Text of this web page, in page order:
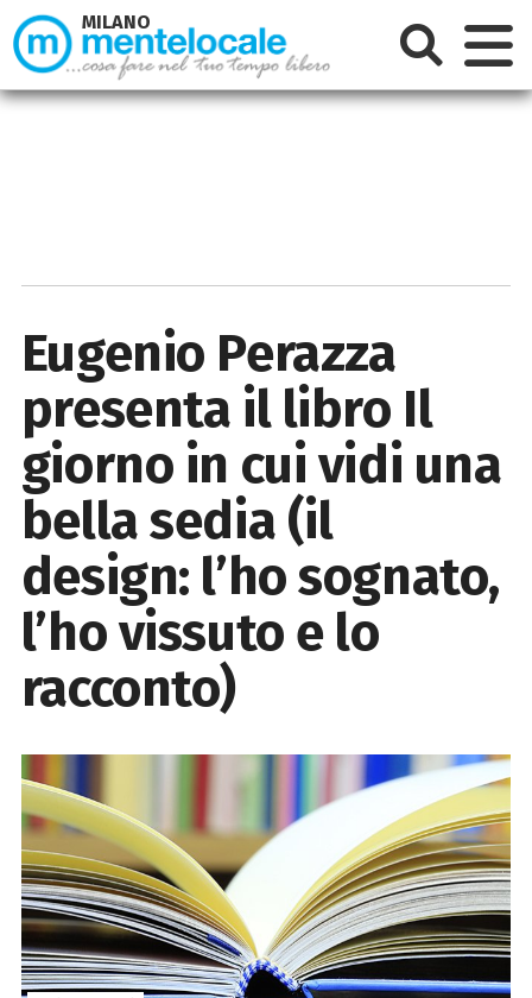
Eugenio Perazza
presenta il libro Il
giorno in cui vidi una
bella sedia (il
design: l’ho sognato,
l’ho vissuto e lo
racconto)
MILANO